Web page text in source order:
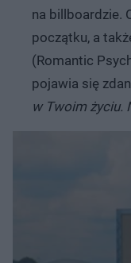
na billboardzie.
początku, a
(Romantic
pojawia się
w Twoim życiu.